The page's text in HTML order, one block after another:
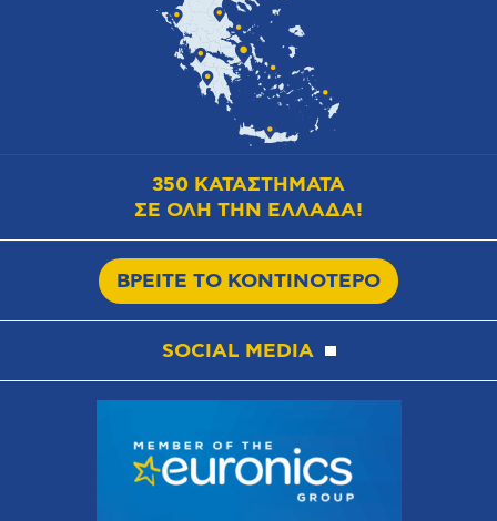
350 ΚΑΤΑΣΤΗΜΑΤΑ
ΣΕ ΟΛΗ ΤΗΝ ΕΛΛΑΔΑ!
ΒΡΕΙΤΕ ΤΟ ΚΟΝΤΙΝΟΤΕΡΟ
SOCIAL MEDIA